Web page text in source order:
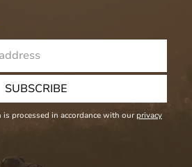
SUBSCRIBE
processed in accordance with our privacy